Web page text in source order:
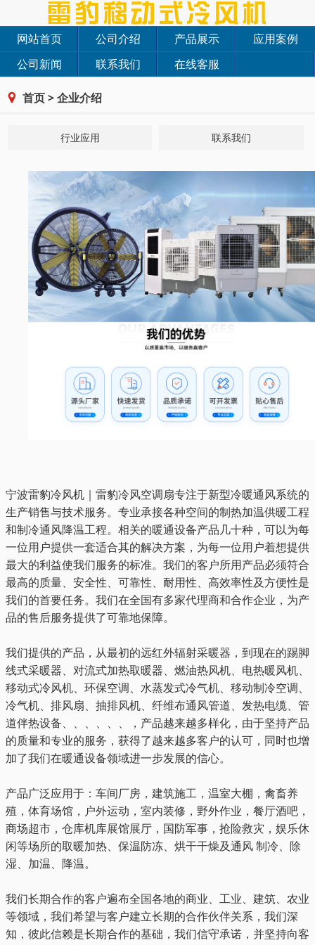
网站首页 公司介绍 产品展示
应用案例
公司新闻
联系我们 在线客服
首页>企业介绍
行业应用 联系我们
宁波雷豹冷风机｜雷豹冷风空调扇专注于新型冷暖通风系统的
生产销售与技术服务。专业承接各种空间的制热加温供暖工程
和制冷通风降温工程。相关的暖通设备产品几十种，可以为每
一位用户提供一套适合其的解决方案，为每一位用户着想提供
最大的利益使我们服务的标准。我们的客户所用产品必须符合
最高的质量、安全性、可靠性、耐用性、高效率性及方便性是
我们的首要任务。我们在全国有多家代理商和合作企业，为产
品的售后服务提供了可靠地保障。
我们提供的产品，从最初的远红外辐射采暖器，到现在的踢脚
线式采暖器、对流式加热取暖器、燃油热风机、电热暖风机、
移动式冷风机、环保空调、水蒸发式冷气机、移动制冷空调、
冷气机、排风扇、抽排风机、纤维布通风管道、发热电缆、管
道伴热设备、、、、、、，产品越来越多样化，由于坚持产品
的质量和专业的服务，获得了越来越多客户的认可，同时也增
加了我们在暖通设备领域进一步发展的信心。
产品广泛应用于：车间厂房，建筑施工，温室大棚，禽畜养
殖，体育场馆，户外运动，室内装修，野外作业，餐厅酒吧，
商场超市，仓库机库展馆展厅，国防军事，抢险救灾，娱乐休
闲等场所的取暖加热、保温防冻、烘干干燥及通风 制冷、除
湿、加温、降温。
我们长期合作的客户遍布全国各地的商业、工业、建筑、农业
等领域，我们希望与客户建立长期的合作伙伴关系，我们深
知，彼此信赖是长期合作的基础，我们信守承诺，并坚持向客